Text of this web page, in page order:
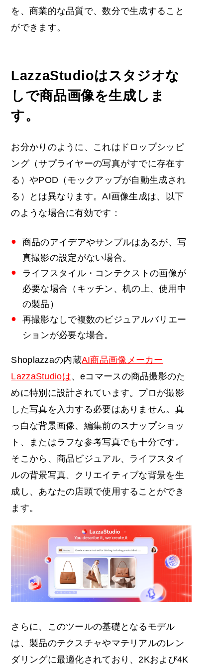
を、商業的な品質で、数分で生成すること
ができます。
LazzaStudioはスタジオな
しで商品画像を生成しま
す。
お分かりのように、これはドロップシッピ
ング（サプライヤーの写真がすでに存在す
る）やPOD（モックアップが自動生成され
る）とは異なります。AI画像生成は、以下
のような場合に有効です：
商品のアイデアやサンプルはあるが、写
真撮影の設定がない場合。
ライフスタイル・コンテクストの画像が
必要な場合（キッチン、机の上、使用中
の製品）
再撮影なしで複数のビジュアルバリエー
ションが必要な場合。
Shoplazzaの内蔵AI商品画像メーカー
LazzaStudioは、eコマースの商品撮影のた
めに特別に設計されています。プロが撮影
した写真を入力する必要はありません。真
っ白な背景画像、編集前のスナップショッ
ト、またはラフな参考写真でも十分です。
そこから、商品ビジュアル、ライフスタイ
ルの背景写真、クリエイティブな背景を生
成し、あなたの店頭で使用することができ
ます。
さらに、このツールの基礎となるモデル
は、製品のテクスチャやマテリアルのレン
ダリングに最適化されており、2Kおよび4K